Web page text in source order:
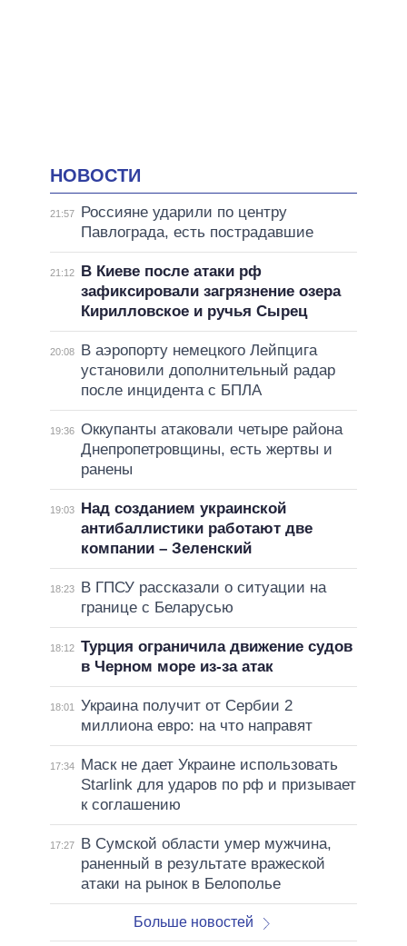
НОВОСТИ
21:57
Россияне ударили по центру
Павлограда, есть пострадавшие
21:12
В Киеве после атаки рф
зафиксировали загрязнение озера
Кирилловское и ручья Сырец
20:08
В аэропорту немецкого Лейпцига
установили дополнительный радар
после инцидента с БПЛА
19:36 Оккупанты атаковали четыре района
Днепропетровщины, есть жертвы и
ранены
19:03
Над созданием украинской
антибаллистики работают две
компании – Зеленский
18:23
В ГПСУ рассказали о ситуации на
границе с Беларусью
18:12 Турция ограничила движение судов
в Черном море из-за атак
18:01
Украина получит от Сербии 2
миллиона евро: на что направят
17:34
Маск не дает Украине использовать
Starlink для ударов по рф и призывает
к соглашению
17:27
В Сумской области умер мужчина,
раненный в результате вражеской
атаки на рынок в Белополье
Больше новостей